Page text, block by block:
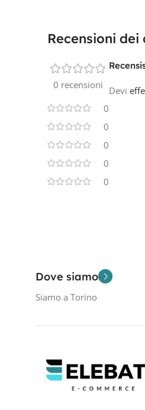
Recensioni dei
0 recensioni
0
0
0
0
0
Devi
Dove siamo
Siamo a Torino